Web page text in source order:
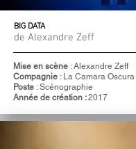
BIG DATA
de Alexandre Zeff
Mise en scène : Alexandre Zeff
Compagnie : La Camara Oscura
Poste : Scénographie
Année de création :2017